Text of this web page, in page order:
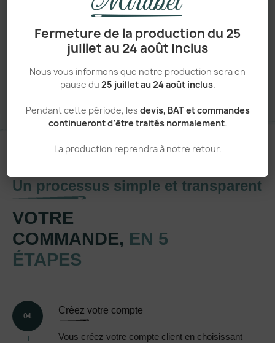
Fermeture de la production du 25
juillet au 24 août inclus
Nous vous informons que notre production sera en
pause du 25 juillet au 24 août inclus.
Pendant cette période, les devis, BAT et commandes
continueront d’être traités normalement.
La production reprendra à notre retour.
Sans minimum de commande
Un processus simple et transparent
VOTRE
COMMANDE, EN 5
ÉTAPES
01
Créez votre compte
Vous créez votre compte client en choisissant